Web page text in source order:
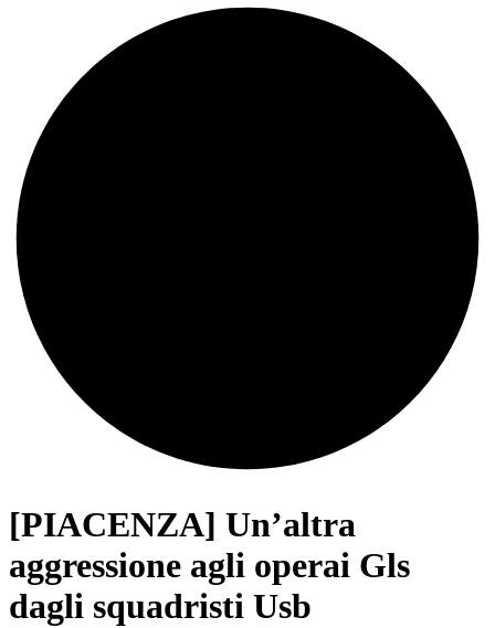
[PIACENZA] Un’altra
aggressione agli operai Gls
dagli squadristi Usb